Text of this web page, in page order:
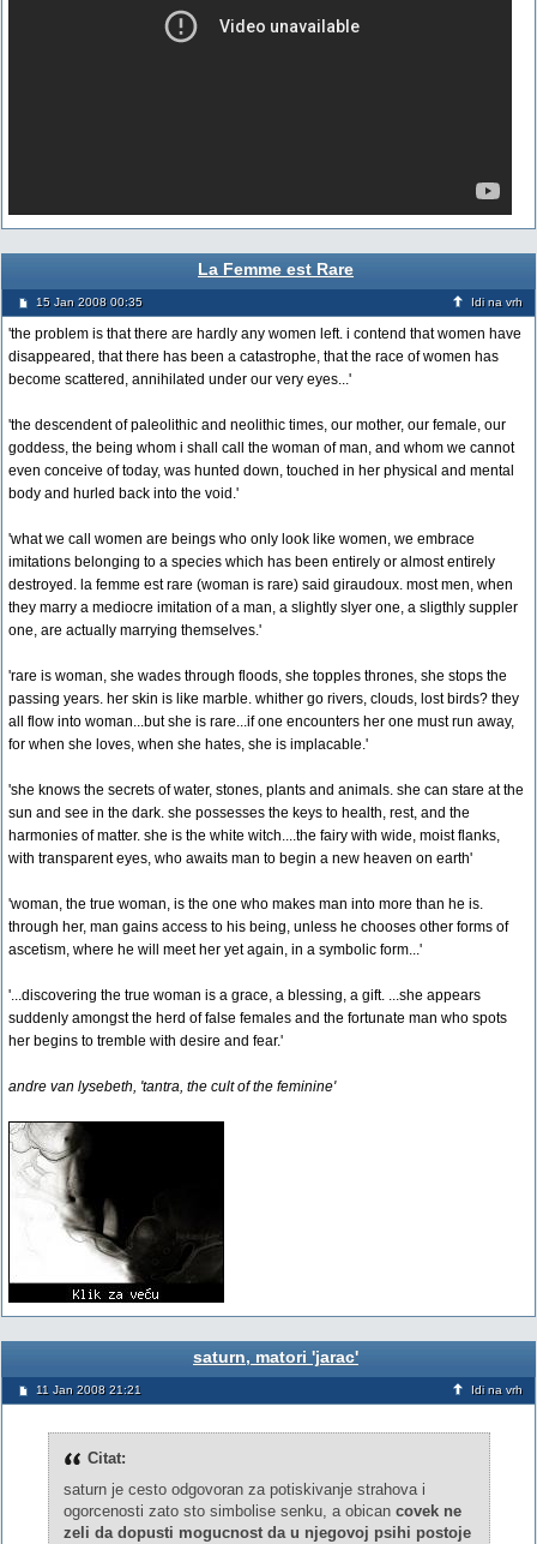
La Femme est Rare
15 Jan 2008 00:35 Idi na vrh
'the problem is that there are hardly any women left. i contend that women have
disappeared, that there has been a catastrophe, that the race of women has
become scattered, annihilated under our very eyes...'
'the descendent of paleolithic and neolithic times, our mother, our female, our
goddess, the being whom i shall call the woman of man, and whom we cannot
even conceive of today, was hunted down, touched in her physical and mental
body and hurled back into the void.'
'what we call women are beings who only look like women, we embrace
imitations belonging to a species which has been entirely or almost entirely
destroyed. la femme est rare (woman is rare) said giraudoux. most men, when
they marry a mediocre imitation of a man, a slightly slyer one, a sligthly suppler
one, are actually marrying themselves.'
'rare is woman, she wades through floods, she topples thrones, she stops the
passing years. her skin is like marble. whither go rivers, clouds, lost birds? they
all flow into woman...but she is rare...if one encounters her one must run away,
for when she loves, when she hates, she is implacable.'
'she knows the secrets of water, stones, plants and animals. she can stare at the
sun and see in the dark. she possesses the keys to health, rest, and the
harmonies of matter. she is the white witch....the fairy with wide, moist flanks,
with transparent eyes, who awaits man to begin a new heaven on earth'
'woman, the true woman, is the one who makes man into more than he is.
through her, man gains access to his being, unless he chooses other forms of
ascetism, where he will meet her yet again, in a symbolic form...'
'...discovering the true woman is a grace, a blessing, a gift. ...she appears
suddenly amongst the herd of false females and the fortunate man who spots
her begins to tremble with desire and fear.'
andre van lysebeth, 'tantra, the cult of the feminine'
saturn, matori 'jarac'
11 Jan 2008 21:21 Idi na vrh
Citat:
saturn je cesto odgovoran za potiskivanje strahova i
ogorcenosti zato sto simbolise senku, a obican covek ne
zeli da dopusti mogucnost da u njegovoj psihi postoje